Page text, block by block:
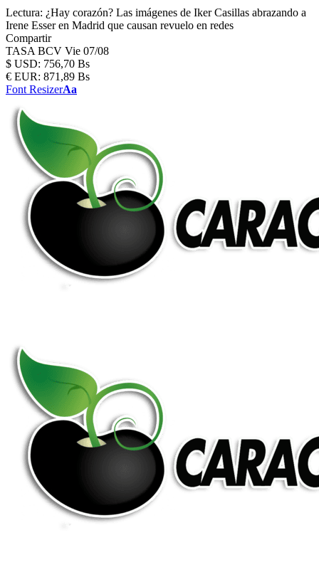
Lectura: ¿Hay corazón? Las imágenes de Iker Casillas abrazando a
Irene Esser en Madrid que causan revuelo en redes
Compartir
TASA BCV Vie 07/08
$ USD: 756,70 Bs
€ EUR: 871,89 Bs
Font ResizerAa